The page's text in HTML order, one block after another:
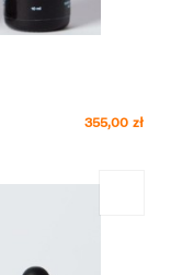
355,00 zł